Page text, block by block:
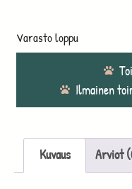
Varasto loppu
Ilmainen
Kuvaus Arviot